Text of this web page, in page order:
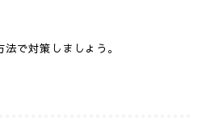
で対策しましょう。